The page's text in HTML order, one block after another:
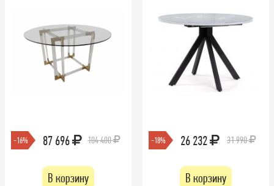
-16% 87 696 104 400
В корзину
-18% 26 232 31 990
В корзину